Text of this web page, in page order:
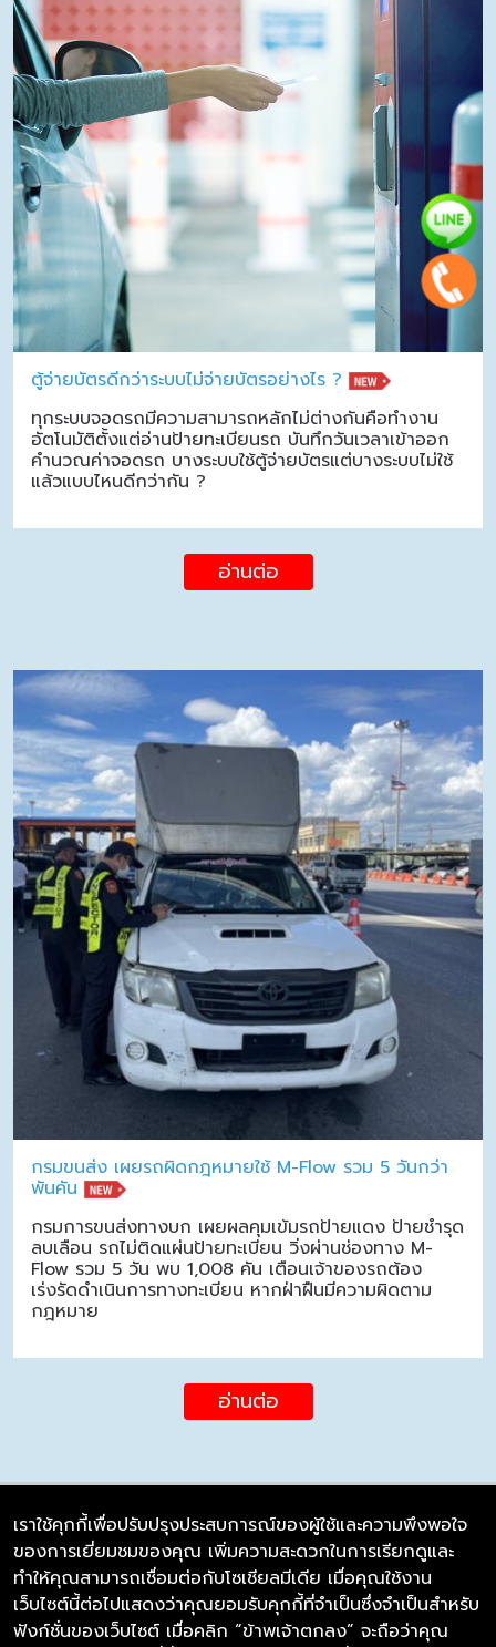
ตู้จ่ายบัตรดีกว่าระบบไม่จ่ายบัตรอย่างไร ?
ทุกระบบจอดรถมีความสามารถหลักไม่ต่างกันคือทำงาน
อัตโนมัติตั้งแต่อ่านป้ายทะเบียนรถ บันทึกวันเวลาเข้าออก
คำนวณค่าจอดรถ บางระบบใช้ตู้จ่ายบัตรแต่บางระบบไม่ใช้
แล้วแบบไหนดีกว่ากัน ?
อ่านต่อ
กรมขนส่ง เผยรถผิดกฎหมายใช้ M-Flow รวม 5 วันกว่า
พันคัน
กรมการขนส่งทางบก เผยผลคุมเข้มรถป้ายแดง ป้ายชำรุด
ลบเลือน รถไม่ติดแผ่นป้ายทะเบียน วิ่งผ่านช่องทาง M-
Flow รวม 5 วัน พบ 1,008 คัน เตือนเจ้าของรถต้อง
เร่งรัดดำเนินการทางทะเบียน หากฝ่าฝืนมีความผิดตาม
กฎหมาย
อ่านต่อ
บริษัท ซิมลิงค์ จำกัด
98/226 Bangrakyai-Baanmai Road,
Bangyai, Nonthaburi 11140
เราใช้คุกกี้เพื่อปรับปรุงประสบการณ์ของผู้ใช้และความพึงพอใจ
ของการเยี่ยมชมของคุณ เพิ่มความสะดวกในการเรียกดูและ
ทำให้คุณสามารถเชื่อมต่อกับโซเชียลมีเดีย เมื่อคุณใช้งาน
เว็บไซต์นี้ต่อไปแสดงว่าคุณยอมรับคุกกี้ที่จำเป็นซึ่งจำเป็นสำหรับ
ฟังก์ชั่นของเว็บไซต์ เมื่อคลิก “ข้าพเจ้าตกลง” จะถือว่าคุณ